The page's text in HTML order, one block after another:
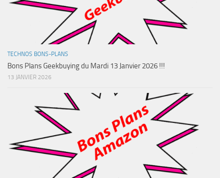
TECHNOS BONS-PLANS
Bons Plans Geekbuying du Mardi 13 Janvier 2026 !!!
13 JANVIER 2026